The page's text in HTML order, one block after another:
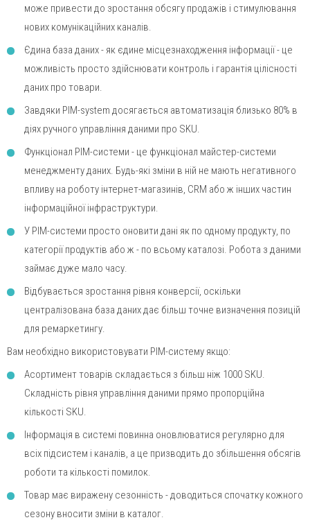
може привести до зростання обсягу продажів і стимулювання
нових комунікаційних каналів.
Єдина база даних - як єдине місцезнаходження інформації - це
можливість просто здійснювати контроль і гарантія цілісності
даних про товари.
Завдяки PIM-system досягається автоматизація близько 80% в
діях ручного управління даними про SKU.
Функціонал PIM-системи - це функціонал майстер-системи
менеджменту даних. Будь-які зміни в ній не мають негативного
впливу на роботу інтернет-магазинів, CRM або ж інших частин
інформаційної інфраструктури.
У PIM-системи просто оновити дані як по одному продукту, по
категорії продуктів або ж - по всьому каталозі. Робота з даними
займає дуже мало часу.
Відбувається зростання рівня конверсії, оскільки
централізована база даних дає більш точне визначення позицій
для ремаркетингу.
Вам необхідно використовувати PIM-систему якщо:
Асортимент товарів складається з більш ніж 1000 SKU.
Складність рівня управління даними прямо пропорційна
кількості SKU.
Інформація в системі повинна оновлюватися регулярно для
всіх підсистем і каналів, а це призводить до збільшення обсягів
роботи та кількості помилок.
Товар має виражену сезонність - доводиться спочатку кожного
сезону вносити зміни в каталог.